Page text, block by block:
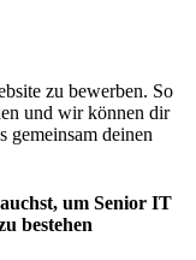
zu bewerben. So
und wir können dir
gemeinsam deinen
um Senior IT
bestehen